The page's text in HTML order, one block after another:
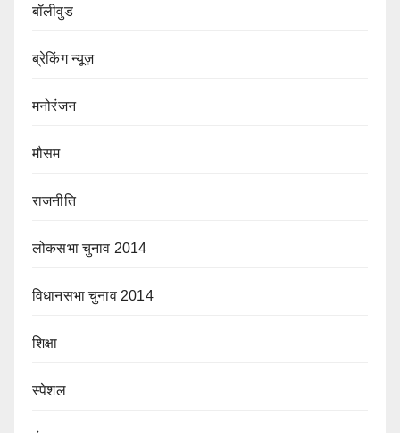
बॉलीवुड
ब्रेकिंग न्यूज़
मनोरंजन
मौसम
राजनीति
लोकसभा चुनाव 2014
विधानसभा चुनाव 2014
शिक्षा
स्पेशल